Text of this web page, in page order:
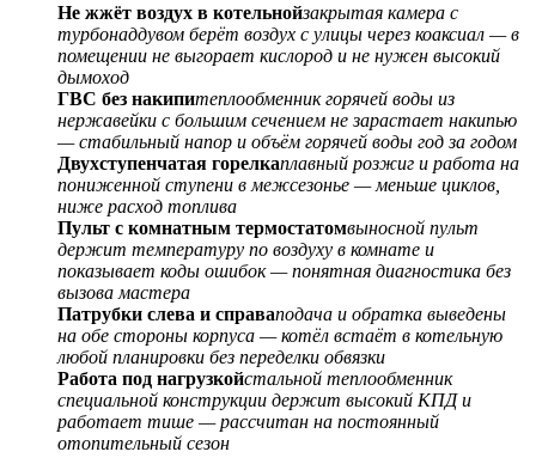
Не жжёт воздух в котельнойзакрытая камера с
турбонаддувом берёт воздух с улицы через коаксиал — в
помещении не выгорает кислород и не нужен высокий
дымоход
ГВС без накипитеплообменник горячей воды из
нержавейки с большим сечением не зарастает накипью
— стабильный напор и объём горячей воды год за годом
Двухступенчатая горелкаплавный розжиг и работа на
пониженной ступени в межсезонье — меньше циклов,
ниже расход топлива
Пульт с комнатным термостатомвыносной пульт
держит температуру по воздуху в комнате и
показывает коды ошибок — понятная диагностика без
вызова мастера
Патрубки слева и справаподача и обратка выведены
на обе стороны корпуса — котёл встаёт в котельную
любой планировки без переделки обвязки
Работа под нагрузкойстальной теплообменник
специальной конструкции держит высокий КПД и
работает тише — рассчитан на постоянный
отопительный сезон